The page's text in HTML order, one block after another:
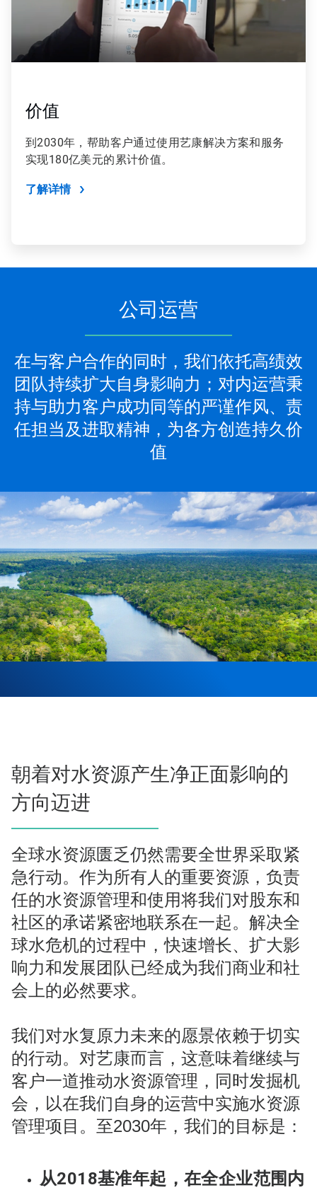
价值
到2030年，帮助客户通过使用艺康解决方案和服务
实现180亿美元的累计价值。
了解详情
公司运营
在与客户合作的同时，我们依托高绩效
团队持续扩大自身影响力；对内运营秉
持与助力客户成功同等的严谨作风、责
任担当及进取精神，为各方创造持久价
值
朝着对水资源产生净正面影响的
方向迈进
全球水资源匮乏仍然需要全世界采取紧
急行动。作为所有人的重要资源，负责
任的水资源管理和使用将我们对股东和
社区的承诺紧密地联系在一起。解决全
球水危机的过程中，快速增长、扩大影
响力和发展团队已经成为我们商业和社
会上的必然要求。
我们对水复原力未来的愿景依赖于切实
的行动。对艺康而言，这意味着继续与
客户一道推动水资源管理，同时发掘机
会，以在我们自身的运营中实施水资源
管理项目。至2030年，我们的目标是：
从2018基准年起，在全企业范围内